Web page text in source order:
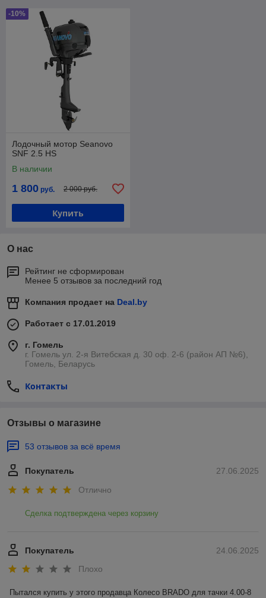
-10%
Лодочный мотор Seanovo
SNF 2.5 HS
В наличии
1 800 руб. 2 000 руб.
Купить
О нас
Рейтинг не сформирован
Менее 5 отзывов за последний год
Компания продает на Deal.by
Работает с 17.01.2019
г. Гомель
г. Гомель ул. 2-я Витебская д. 30 оф. 2-6 (район АП №6),
Гомель, Беларусь
Контакты
Отзывы о магазине
53 отзывов за всё время
27.06.2025
Покупатель
Отлично
Сделка подтверждена через корзину
24.06.2025
Покупатель
Плохо
Пытался купить у этого продавца Колесо BRADO для тачки 4.00-8